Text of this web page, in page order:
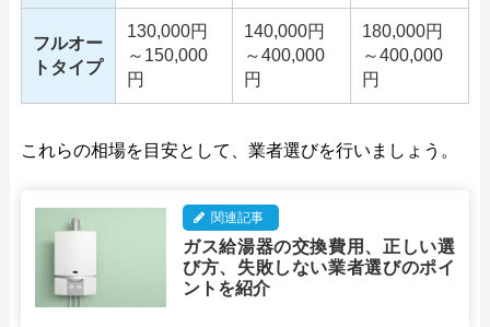
フルオー
トタイプ
130,000円
～150,000
円
140,000円
～400,000
円
180,000円
～400,000
円
これらの相場を目安として、業者選びを行いましょう。
関連記事
ガス給湯器の交換費用、正しい選
び方、失敗しない業者選びのポイ
ントを紹介